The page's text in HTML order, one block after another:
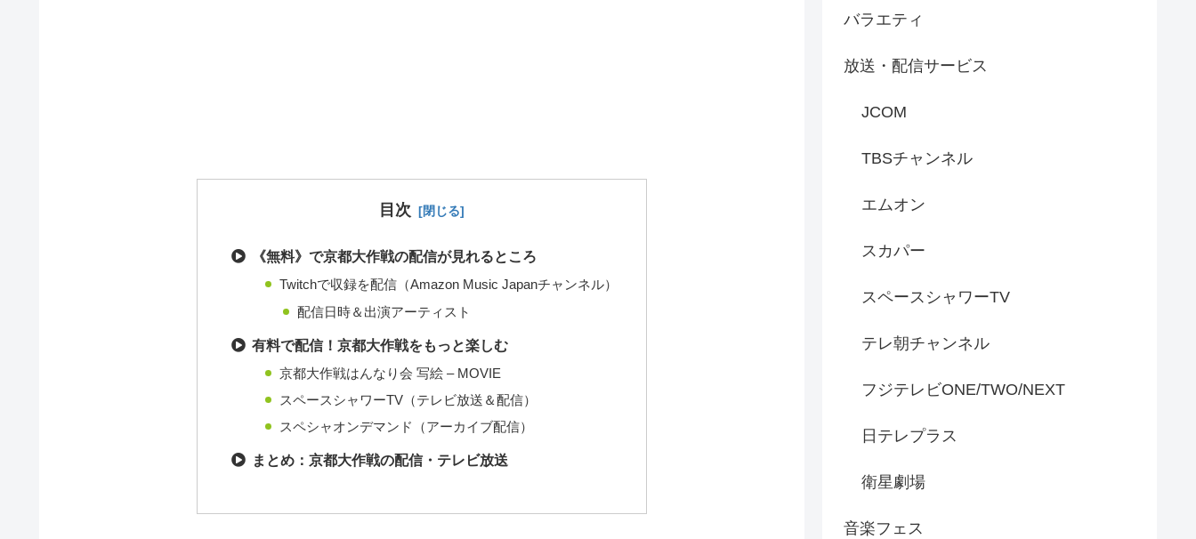
目次
《無料》で京都大作戦の配信が見れるところ
Twitchで収録を配信（Amazon Music Japanチャンネル）
配信日時＆出演アーティスト
有料で配信！京都大作戦をもっと楽しむ
京都大作戦はんなり会 写絵 – MOVIE
スペースシャワーTV（テレビ放送＆配信）
スペシャオンデマンド（アーカイブ配信）
まとめ：京都大作戦の配信・テレビ放送
バラエティ
放送・配信サービス
JCOM
TBSチャンネル
エムオン
スカパー
スペースシャワーTV
テレ朝チャンネル
フジテレビONE/TWO/NEXT
日テレプラス
衛星劇場
音楽フェス